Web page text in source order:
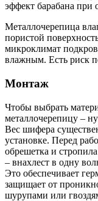
эффект барабана при
Металлочерепица
пористой
микроклимат
влажным. Есть риск
Монтаж
Чтобы выбрать
металлочерепицу –
Вес шифера
установке. Перед
обрешетка и
– внахлест в одну
Это обеспечивает
защищает от
шурупами или